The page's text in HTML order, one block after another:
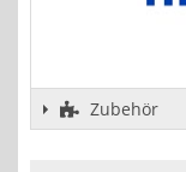
Zubehör